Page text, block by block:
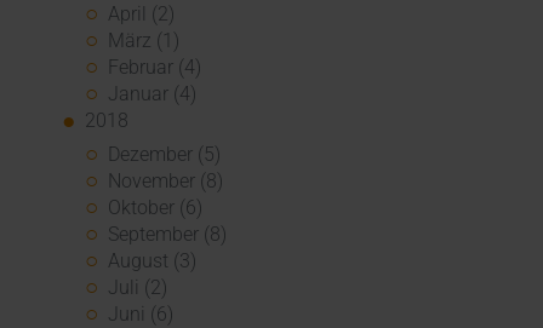
April (2)
März (1)
Februar (4)
Januar (4)
2018
Dezember (5)
November (8)
Oktober (6)
September (8)
August (3)
Juli (2)
Juni (6)